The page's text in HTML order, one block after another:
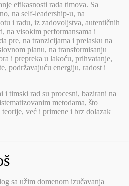
efikasnosti rada timova. Sa
na self-leadership-u, na
i radu, iz zadovoljstva, autentičnih
na visokim performansama i
pre, na tranzicijama i prelasku na
planu, na transformisanju
i prepreka u lakoću, prihvatanje,
podržavajuću energiju, radost i
i timski rad su procesni, bazirani na
metodama, što
teorije, već i primene i brz dolazak
sa užim domenom izučavanja